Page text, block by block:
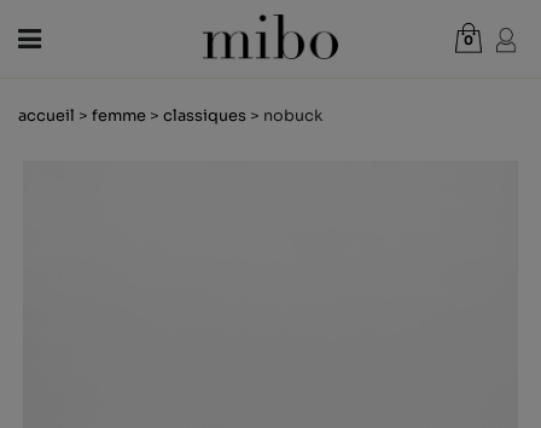
0
VOIR PANIER
accueil > femme > classiques > nobuck